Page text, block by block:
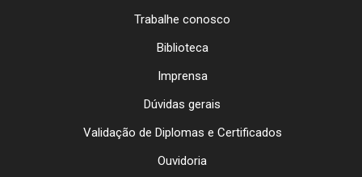
Trabalhe conosco
Biblioteca
Imprensa
Dúvidas gerais
Validação de Diplomas e Certificados
Ouvidoria